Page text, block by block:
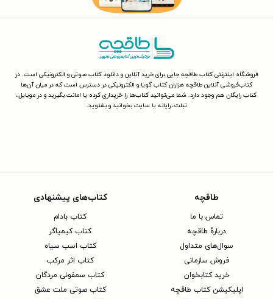
فروشگاه اینترنتی کتاب طاقچه جایی برای خرید آنلاین و دانلود کتاب صوتی و الکترونیکی است. در
کتاب‌فروشی آنلاین طاقچه هزاران کتاب گویا و الکترونیکی در دسترس است که در میان آن‌ها
کتاب رایگان هم وجود دارد. شما می‌توانید کتاب‌ها را خریداری کرده یا امانت بگیرید و در موبایل،
تبلت، رایانه یا سایت بخوانید و بشنوید.
طاقچه
تماس با ما
دربارهٔ طاقچه
سوال‌های متداول
فروش سازمانی
خرید کتابخوان
اپلیکیشن کتاب طاقچه
کتاب‌های پیشنهادی
کتاب بادام
کتاب کیمیاگر
کتاب اسب سیاه
کتاب اثر مرکب
کتاب سمفونی مردگان
کتاب صوتی ملت عشق